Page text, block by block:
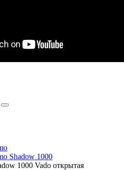
Shadow 1000
1000 Vado открытая